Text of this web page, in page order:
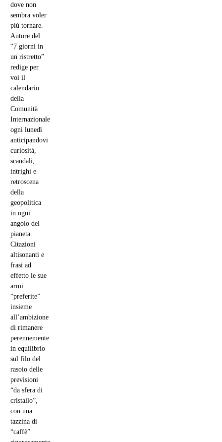
dove non
sembra voler
più tornare.
Autore del
“7 giorni in
un ristretto”
redige per
voi il
calendario
della
Comunità
Internazionale
ogni lunedì
anticipandovi
curiosità,
scandali,
intrighi e
retroscena
della
geopolitica
in ogni
angolo del
pianeta.
Citazioni
altisonanti e
frasi ad
effetto le sue
armi
“preferite”
insieme
all’ambizione
di rimanere
perennemente
in equilibrio
sul filo del
rasoio delle
previsioni
“da sfera di
cristallo”,
con una
tazzina di
“caffè”